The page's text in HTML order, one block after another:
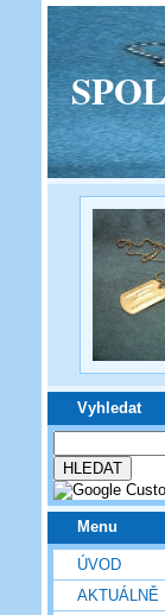
Vyhledat
Menu
ÚVOD
AKTUÁLNĚ